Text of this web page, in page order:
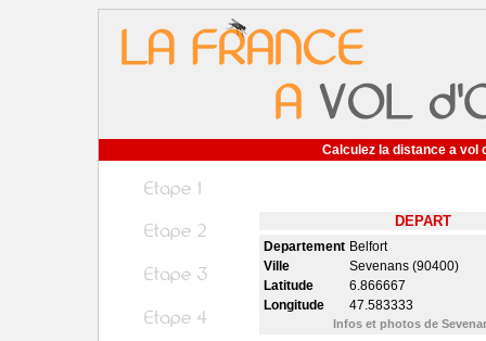
Calculez la distance a vol
DEPART
Departement Belfort
Ville
Sevenans (90400)
Latitude
6.866667
Longitude
47.583333
Infos et photos de